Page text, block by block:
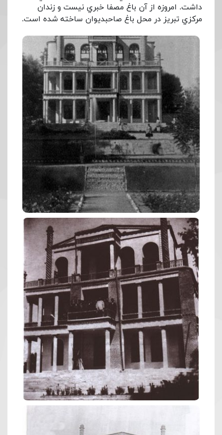
داشت. امروزه از آن باغ مصفا خبري نيست و زندان
مركزي تبريز در محل باغ صاحبديوان ساخته شده است.